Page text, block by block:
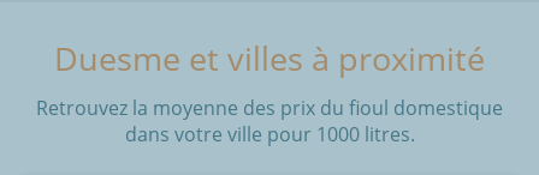
Duesme et villes à proximité
Retrouvez la moyenne des prix du fioul domestique
dans votre ville pour 1000 litres.